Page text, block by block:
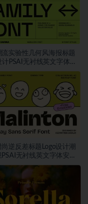
流实验性几何风海报标题
计PSAI无衬线英文字体安
尚逆反差标题Logo设计潮
无衬线英文字体安装